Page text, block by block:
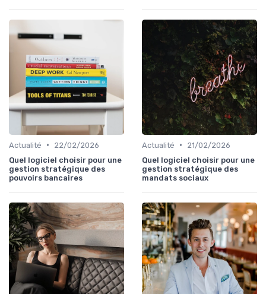
Actualité •
22/02/2026
Quel logiciel choisir pour une
gestion stratégique des
pouvoirs bancaires
Actualité •
21/02/2026
Quel logiciel choisir pour une
gestion stratégique des
mandats sociaux